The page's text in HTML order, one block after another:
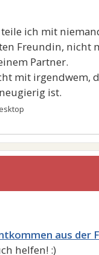
ich mit
Freundin, nicht
Partner.
mit irgendwem,
ist.
aus der